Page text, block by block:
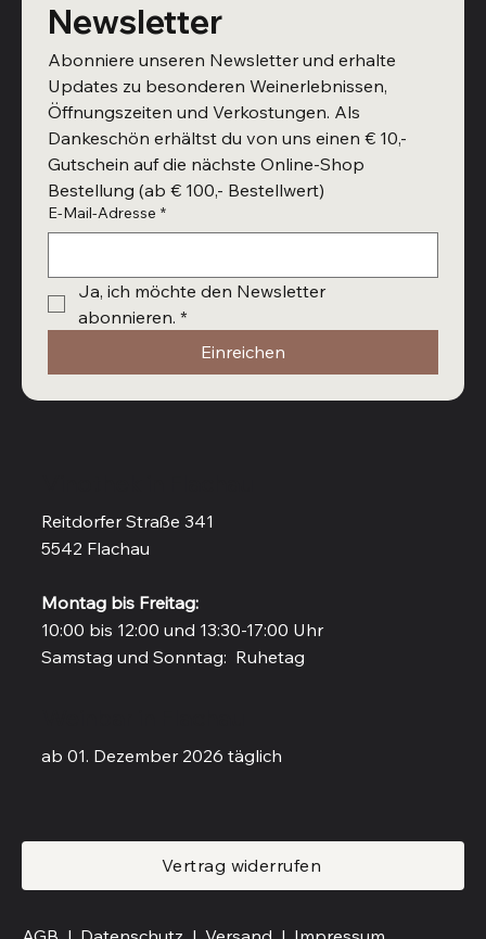
Reitdorfer Straße 341
5542 Flachau
Montag bis Freitag:
10:00 bis 12:00 und 13:30-17:00 Uhr
Samstag und Sonntag: Ruhetag
ab 01. Dezember 2026 täglich
Newsletter
Abonniere unseren Newsletter und erhalte
Updates zu besonderen Weinerlebnissen,
Öffnungszeiten und Verkostungen. Als
Dankeschön erhältst du von uns einen € 10,-
Gutschein auf die nächste Online-Shop
Bestellung (ab € 100,- Bestellwert)
E-Mail-Adresse *
Ja, ich möchte den Newsletter
abonnieren. *
Einreichen
Vertrag widerrufen